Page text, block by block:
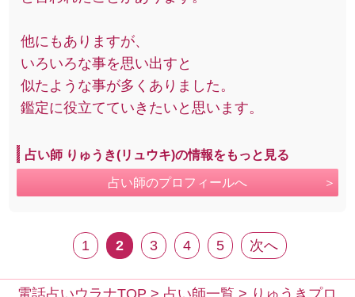
他にもありますが、
いろいろな事を思い出すと
似たような事が多くありました。
鑑定に役立てていきたいと思います。
占い師 りゅうき(リュウキ)の情報をもっと見る
占い師のプロフィールへ
1 2 3 4 5 次へ